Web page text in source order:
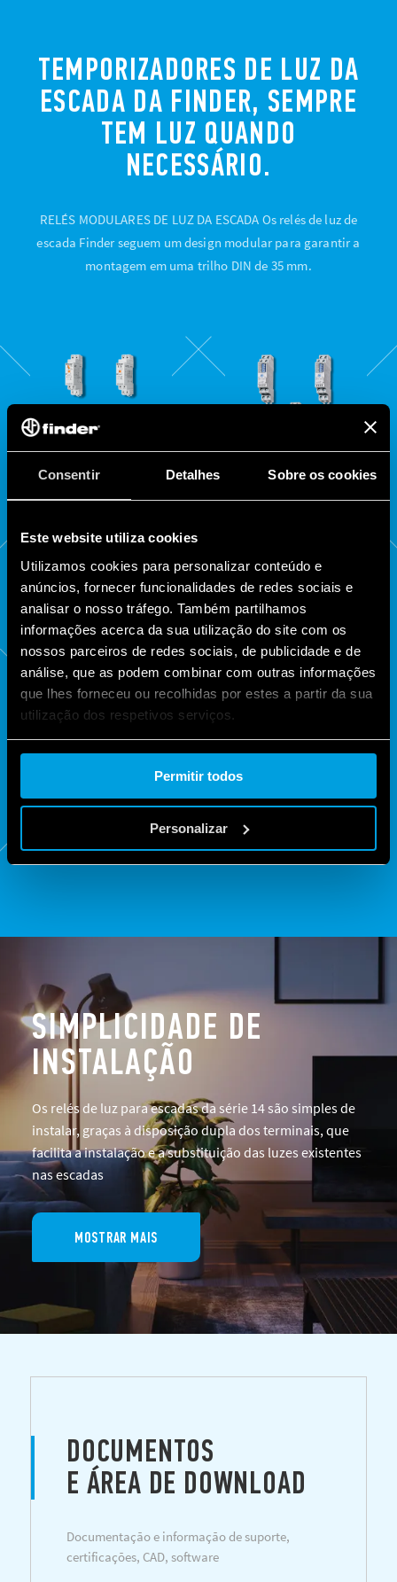
Consentir Detalhes Sobre os cookies
Este website utiliza cookies
Utilizamos cookies para personalizar conteúdo e
anúncios, fornecer funcionalidades de redes sociais e
analisar o nosso tráfego. Também partilhamos
informações acerca da sua utilização do site com os
nossos parceiros de redes sociais, de publicidade e de
análise, que as podem combinar com outras informações
que lhes forneceu ou recolhidas por estes a partir da sua
utilização dos respetivos serviços.
Cookie policy.
Permitir todos
Personalizar
TEMPORIZADORES DE LUZ DA
ESCADA DA FINDER, SEMPRE
TEM LUZ QUANDO
NECESSÁRIO.
RELÉS MODULARES DE LUZ DA ESCADA Os relés de luz de
escada Finder seguem um design modular para garantir a
montagem em uma trilho DIN de 35 mm.
SÉRIE
14
SÉRIE
SÉRIE
84
SIMPLICIDADE DE
INSTALAÇÃO
Os relés de luz para escadas da série 14 são simples de
instalar, graças à disposição dupla dos terminais, que
facilita a instalação e a substituição das luzes existentes
nas escadas
MOSTRAR MAIS
DOCUMENTOS
E ÁREA DE DOWNLOAD
Documentação e informação de suporte,
certificações, CAD, software